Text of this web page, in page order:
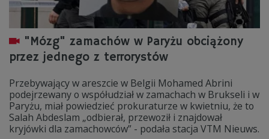
"Mózg" zamachów w Paryżu obciążony
przez jednego z terrorystów
Przebywający w areszcie w Belgii Mohamed Abrini
podejrzewany o współudział w zamachach w Brukseli i w
Paryżu, miał powiedzieć prokuraturze w kwietniu, że to
Salah Abdeslam „odbierał, przewoził i znajdował
kryjówki dla zamachowców” - podała stacja VTM Nieuws.